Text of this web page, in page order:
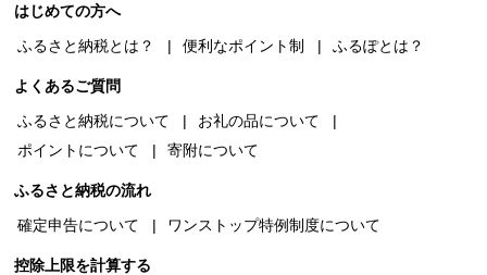
はじめての方へ
ふるさと納税とは？
便利なポイント制 ふるぽとは？
よくあるご質問
ふるさと納税について
お礼の品について
ポイントについて
寄附について
ふるさと納税の流れ
確定申告について
ワンストップ特例制度について
控除上限を計算する